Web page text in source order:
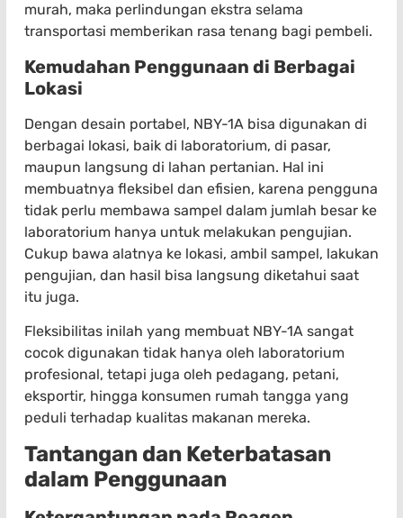
murah, maka perlindungan ekstra selama
transportasi memberikan rasa tenang bagi pembeli.
Kemudahan Penggunaan di Berbagai
Lokasi
Dengan desain portabel, NBY-1A bisa digunakan di
berbagai lokasi, baik di laboratorium, di pasar,
maupun langsung di lahan pertanian. Hal ini
membuatnya fleksibel dan efisien, karena pengguna
tidak perlu membawa sampel dalam jumlah besar ke
laboratorium hanya untuk melakukan pengujian.
Cukup bawa alatnya ke lokasi, ambil sampel, lakukan
pengujian, dan hasil bisa langsung diketahui saat
itu juga.
Fleksibilitas inilah yang membuat NBY-1A sangat
cocok digunakan tidak hanya oleh laboratorium
profesional, tetapi juga oleh pedagang, petani,
eksportir, hingga konsumen rumah tangga yang
peduli terhadap kualitas makanan mereka.
Tantangan dan Keterbatasan
dalam Penggunaan